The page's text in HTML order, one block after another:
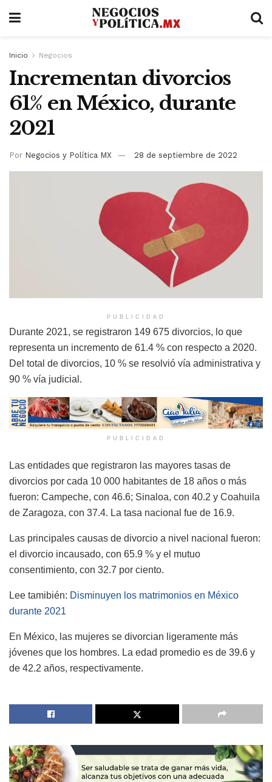
Inicio Negocios
Incrementan divorcios
61% en México, durante
2021
Por Negocios y Política MX 28 de septiembre de 2022
PUBLICIDAD
Durante 2021, se registraron 149 675 divorcios, lo que
representa un incremento de 61.4 % con respecto a 2020.
Del total de divorcios, 10 % se resolvió vía administrativa y
90 % vía judicial.
PUBLICIDAD
Las entidades que registraron las mayores tasas de
divorcios por cada 10 000 habitantes de 18 años o más
fueron: Campeche, con 46.6; Sinaloa, con 40.2 y Coahuila
de Zaragoza, con 37.4. La tasa nacional fue de 16.9.
Las principales causas de divorcio a nivel nacional fueron:
el divorcio incausado, con 65.9 % y el mutuo
consentimiento, con 32.7 por ciento.
Lee tamibién: Disminuyen los matrimonios en México
durante 2021
En México, las mujeres se divorcian ligeramente más
jóvenes que los hombres. La edad promedio es de 39.6 y
de 42.2 años, respectivamente.